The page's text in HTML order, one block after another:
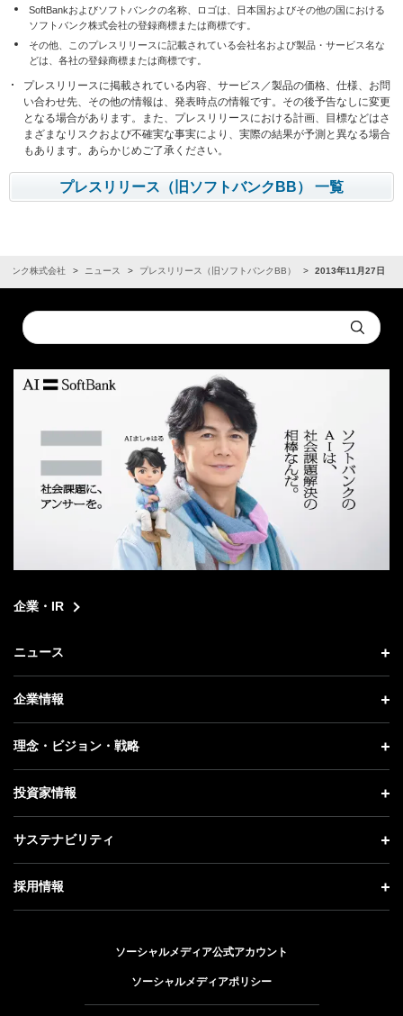
SoftBankおよびソフトバンクの名称、ロゴは、日本国およびその他の国における
ソフトバンク株式会社の登録商標または商標です。
その他、このプレスリリースに記載されている会社名および製品・サービス名な
どは、各社の登録商標または商標です。
プレスリリースに掲載されている内容、サービス／製品の価格、仕様、お問
い合わせ先、その他の情報は、発表時点の情報です。その後予告なしに変更
となる場合があります。また、プレスリリースにおける計画、目標などはさ
まざまなリスクおよび不確実な事実により、実際の結果が予測と異なる場合
もあります。あらかじめご了承ください。
プレスリリース（旧ソフトバンクBB） 一覧
バンク株式会社 ニュース プレスリリース（旧ソフトバンクBB） 2013年11月27日
Conduct
a
Submit
企業・IR
ニュース
ニュース トップ
プレスリリース
更新情報
記者説明会
企業情報
企業情報 トップ
社長メッセージ
事業紹介
ガバナンス
理念・ビジョン・戦略
理念・ビジョン・戦略 トップ
成長戦略「Activate AI for Society」
人材戦略
投資家情報
投資家情報 トップ
経営方針
個人投資家の皆さまへ
サステナビリティ
サステナビリティ トップ
トップメッセージ
ESG方針・体制
採用情報
ソーシャルメディア公式アカウント
ソーシャルメディアポリシー